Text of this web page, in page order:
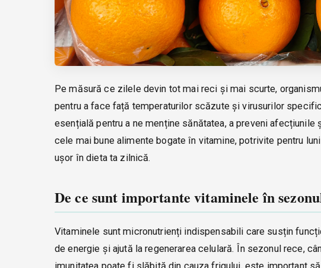
Pe măsură ce zilele devin tot mai reci și mai scurte,
pentru a face față temperaturilor scăzute și virusurilor
esențială pentru a ne menține sănătatea, a preveni
cele mai bune alimente bogate în vitamine, potrivite pentru
ușor în dieta ta zilnică.
De ce sunt importante vitaminele în
Vitaminele sunt micronutrienți indispensabili care susțin
de energie și ajută la regenerarea celulară. În sezonul rece,
imunitatea poate fi slăbită din cauza frigului, este important